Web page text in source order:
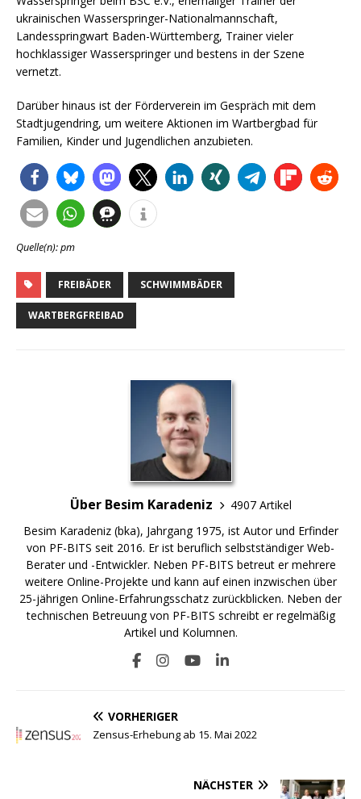
ukrainischen Wasserspringer-Nationalmannschaft,
Landesspringwart Baden-Württemberg, Trainer vieler
hochklassiger Wasserspringer und bestens in der Szene
vernetzt.
Darüber hinaus ist der Förderverein im Gespräch mit dem
Stadtjugendring, um weitere Aktionen im Wartbergbad für
Familien, Kinder und Jugendlichen anzubieten.
Quelle(n): pm
FREIBÄDER SCHWIMMBÄDER
WARTBERGFREIBAD
Über Besim Karadeniz
4907 Artikel
Besim Karadeniz (bka), Jahrgang 1975, ist Autor und Erfinder
von PF-BITS seit 2016. Er ist beruflich selbstständiger Web-
Berater und -Entwickler. Neben PF-BITS betreut er mehrere
weitere Online-Projekte und kann auf einen inzwischen über
25-jährigen Online-Erfahrungsschatz zurückblicken. Neben der
technischen Betreuung von PF-BITS schreibt er regelmäßig
Artikel und Kolumnen.
VORHERIGER
Zensus-Erhebung ab 15. Mai 2022
NÄCHSTER